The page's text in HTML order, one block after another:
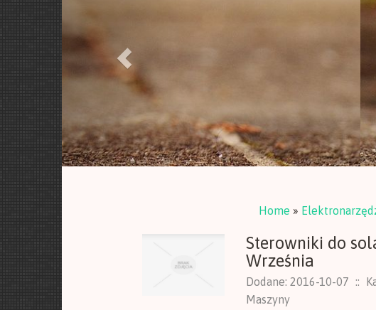
Home »
Sterowniki do
Września
Dodane: 2016-10-07 ::
Maszyny